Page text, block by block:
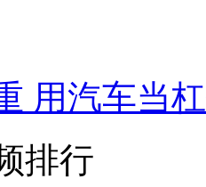
用汽车当
排行